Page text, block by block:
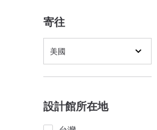
寄往
美國
設計館所在地